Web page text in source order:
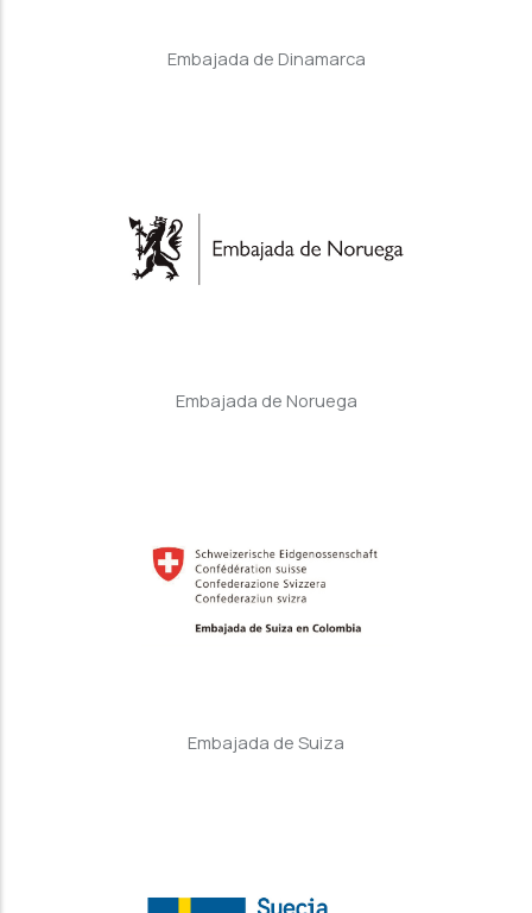
Embajada de Dinamarca
Embajada de Noruega
Embajada de Suiza